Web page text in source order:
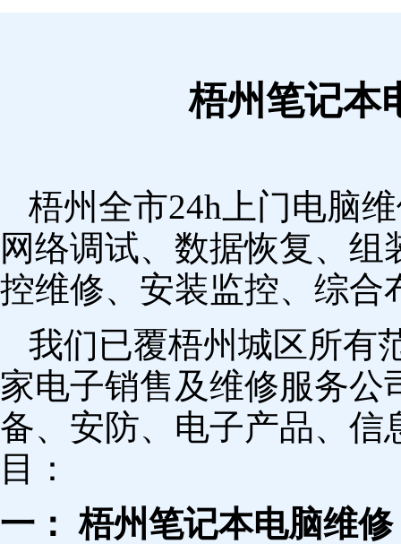
梧州笔记本
梧州全市24h上门电脑
网络调试、数据恢复、
控维修、安装监控、综合
我们已覆梧州城区所有
家电子销售及维修服务公
备、安防、电子产品、信
目：
一： 梧州笔记本电脑维修